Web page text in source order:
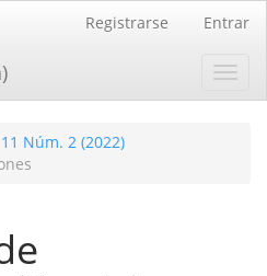
Registrarse Entrar
Núm. 2 (2022)